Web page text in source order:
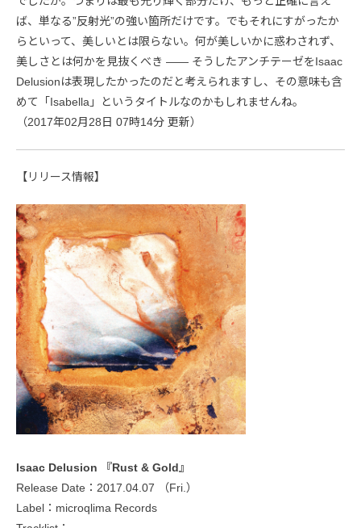
ば、単なる”反射光”の強い箇所だけです。でもそれにすがったか
らといって、美しいとは限らない。何が美しいかに惑わされず、
美しさとは何かを見抜くべき ―― そうしたアンチテーゼをIsaac
Delusionは表現したかったのだと考えられますし、その意味も含
めて「Isabella」というタイトルなのかもしれませんね。
（2017年02月28日 07時14分 更新）
【リリース情報】
Isaac Delusion 『Rust & Gold』
Release Date：2017.04.07 （Fri.）
Label：microqlima Records